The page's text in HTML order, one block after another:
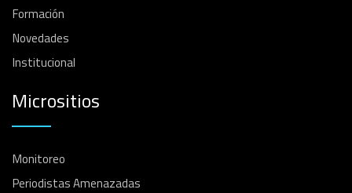
Formación
Novedades
Institucional
Micrositios
Monitoreo
Periodistas Amenazadas